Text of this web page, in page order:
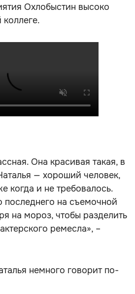
Охлобыстин высоко
коллеге.
Она красивая такая, в
— хороший человек,
когда и не требовалось.
последнего на съемочной
на мороз, чтобы разделить
ремесла», –
немного говорит по-